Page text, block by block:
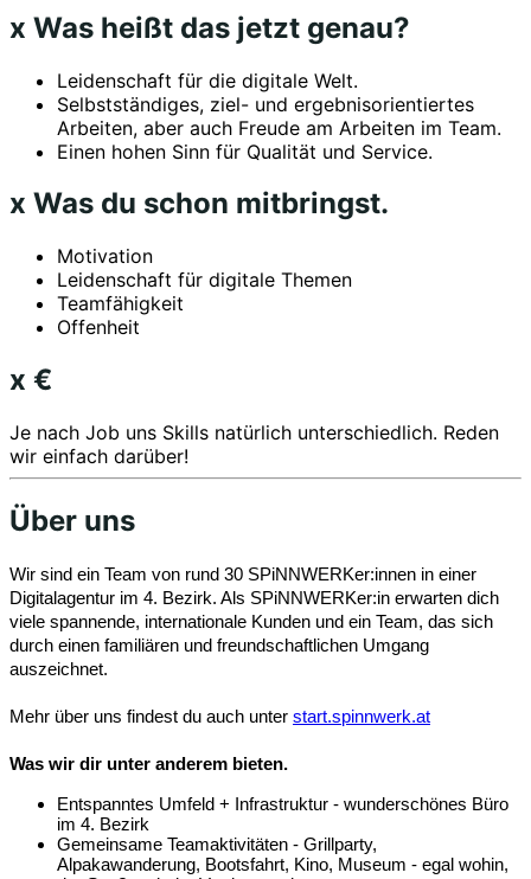
x Was heißt das jetzt genau?
Leidenschaft für die digitale Welt.
Selbstständiges, ziel- und ergebnisorientiertes
Arbeiten, aber auch Freude am Arbeiten im Team.
Einen hohen Sinn für Qualität und Service.
x Was du schon mitbringst.
Motivation
Leidenschaft für digitale Themen
Teamfähigkeit
Offenheit
x €
Je nach Job uns Skills natürlich unterschiedlich. ​Reden
wir einfach darüber!
Über uns
Wir sind ein Team von rund 30 SPiNNWERKer:innen in einer
Digitalagentur im 4. Bezirk. Als SPiNNWERKer:in erwarten dich
viele spannende, internationale Kunden und ein Team, das sich
durch einen familiären und freundschaftlichen Umgang
auszeichnet.
Mehr über uns findest du auch unter start.spinnwerk.at
Was wir dir unter anderem bieten.
Entspanntes Umfeld + Infrastruktur - wunderschönes Büro
im 4. Bezirk
Gemeinsame Teamaktivitäten - Grillparty,
Alpakawanderung, Bootsfahrt, Kino, Museum - egal wohin,